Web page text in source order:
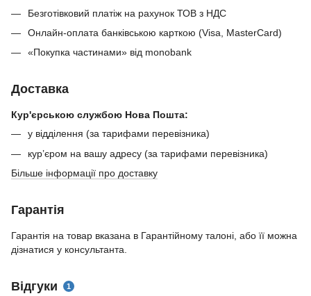
Безготівковий платіж на рахунок ТОВ з НДС
Онлайн-оплата банківською карткою (Visa, MasterCard)
«Покупка частинами» від monobank
Доставка
Кур'єрською службою Нова Пошта:
у відділення (за тарифами перевізника)
кур’єром на вашу адресу (за тарифами перевізника)
Більше інформації про доставку
Гарантія
Гарантія на товар вказана в Гарантійному талоні, або її можна
дізнатися у консультанта.
Відгуки 1